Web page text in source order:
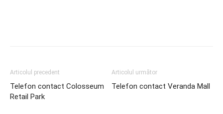
Articolul precedent
Telefon contact Colosseum
Retail Park
Articolul următor
Telefon contact Veranda Mall